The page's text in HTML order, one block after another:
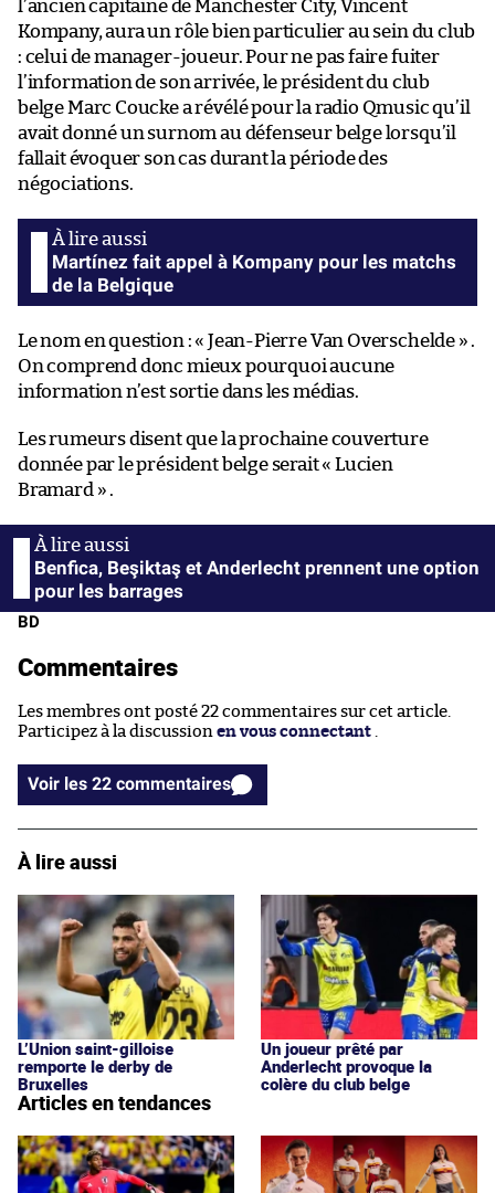
l’ancien capitaine de Manchester City, Vincent
Kompany, aura un rôle bien particulier au sein du club
: celui de manager-joueur. Pour ne pas faire fuiter
l’information de son arrivée, le président du club
belge Marc Coucke a révélé pour la radio Qmusic qu’il
avait donné un surnom au défenseur belge lorsqu’il
fallait évoquer son cas durant la période des
négociations.
Martínez fait appel à Kompany pour les matchs
de la Belgique
Le nom en question : « Jean-Pierre Van Overschelde » .
On comprend donc mieux pourquoi aucune
information n’est sortie dans les médias.
Les rumeurs disent que la prochaine couverture
donnée par le président belge serait « Lucien
Bramard » .
Benfica, Beşiktaş et Anderlecht prennent une option
pour les barrages
BD
Commentaires
Les membres ont posté 22 commentaires sur cet article.
Participez à la discussion en vous connectant
Voir les 22 commentaires
À lire aussi
L’Union saint-gilloise
remporte le derby de
Bruxelles
Un joueur prêté par
Anderlecht provoque la
colère du club belge
Articles en tendances